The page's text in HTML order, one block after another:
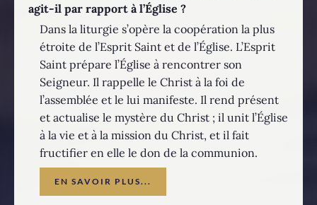
agit-il par rapport à l’Église ?
Dans la liturgie s’opère la coopération la plus
étroite de l’Esprit Saint et de l’Église. L’Esprit
Saint prépare l’Église à rencontrer son
Seigneur. Il rappelle le Christ à la foi de
l’assemblée et le lui manifeste. Il rend présent
et actualise le mystère du Christ ; il unit l’Église
à la vie et à la mission du Christ, et il fait
fructifier en elle le don de la communion.
EN SAVOIR PLUS...